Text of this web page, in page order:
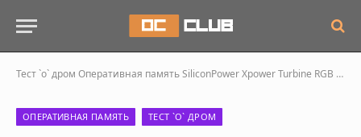
Тест `о` дром Оперативная памятьSiliconPower Xpower Turbine RGB DDR4-3200 2х 8 ГБ (SP008GXLZU320BSB): обзор. Память обыкновенная, светящаяся
ОПЕРАТИВНАЯ ПАМЯТЬ ТЕСТ `О` ДРОМ